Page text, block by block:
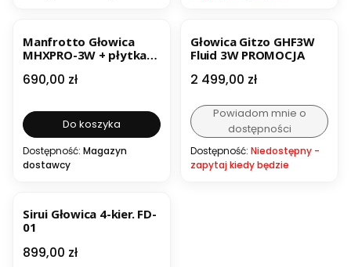
Manfrotto Głowica
MHXPRO-3W + płytka
Cena
690,00 zł
Do koszyka
Dostępność: Magazyn
dostawcy
Głowica Gitzo GHF3W
Fluid 3W PROMOCJA
Cena
2 499,00 zł
Powiadom mnie o
dostępności
Dostępność: Niedostępny -
zapytaj kiedy będzie
Sirui Głowica 4-kier. FD-
01
Cena
899,00 zł